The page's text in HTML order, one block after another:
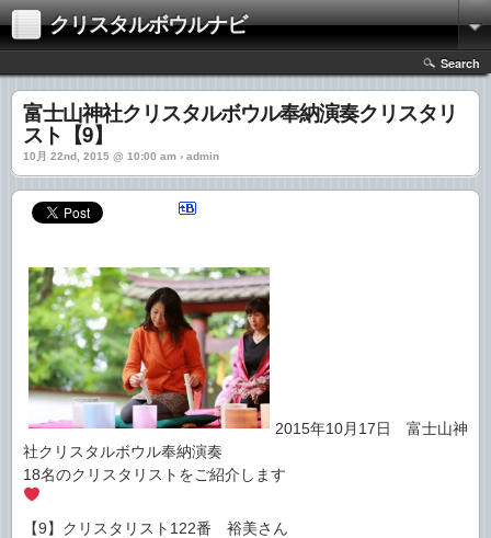
クリスタルボウルナビ
Search
富士山神社クリスタルボウル奉納演奏クリスタリ
スト【9】
10月 22nd, 2015 @ 10:00 am › admin
2015年10月17日 富士山神
社クリスタルボウル奉納演奏
18名のクリスタリストをご紹介します
【9】クリスタリスト122番 裕美さん